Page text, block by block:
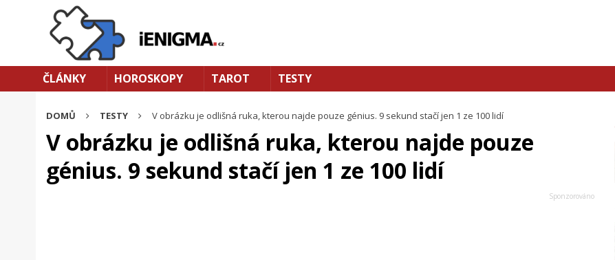
ČLÁNKY HOROSKOPY TAROT TESTY
DOMŮ TESTY V obrázku je odlišná ruka, kterou najde pouze génius. 9 sekund stačí jen 1 ze 100 lidí
V obrázku je odlišná ruka, kterou najde pouze
génius. 9 sekund stačí jen 1 ze 100 lidí